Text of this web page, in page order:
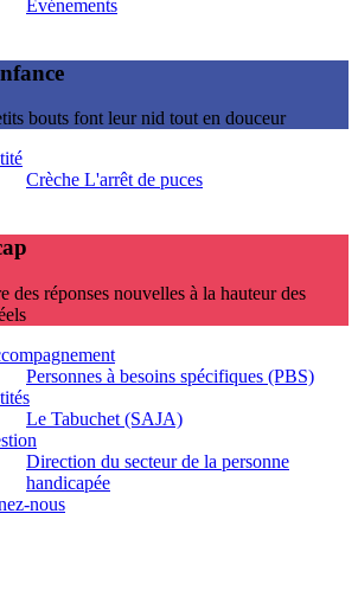
Evénements
bouts font leur nid tout en douceur
Crèche L'arrêt de puces
des réponses nouvelles à la hauteur des
Personnes à besoins spécifiques (PBS)
Le Tabuchet (SAJA)
Direction du secteur de la personne
handicapée
nous